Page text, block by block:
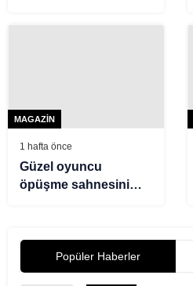
MAGAZIN
1 hafta önce
Güzel oyuncu
öpüşme sahnesini
Popüler Haberler